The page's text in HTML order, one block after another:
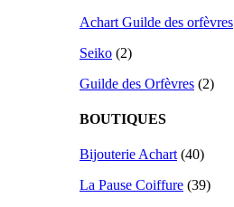
Achart Guilde des orfèvres
Seiko (2)
Guilde des Orfèvres (2)
BOUTIQUES
Bijouterie Achart (40)
La Pause Coiffure (39)